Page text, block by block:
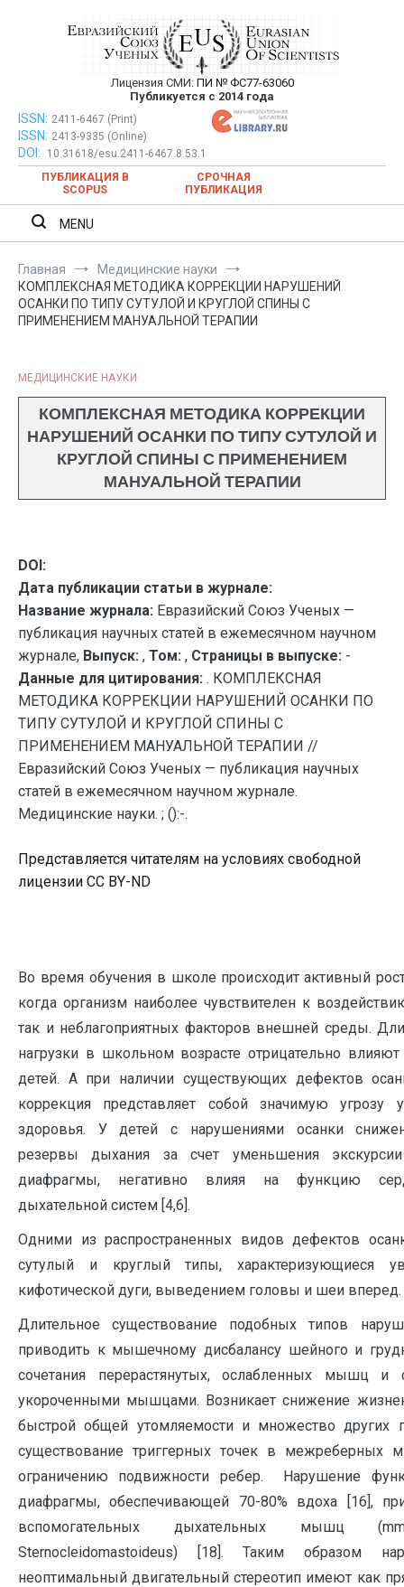
Евразийский Союз Ученых —
публикация научных статей в
ежемесячном научном журнале
Лицензия СМИ: ПИ № ФС77-63060
Публикуется с 2014 года
Евразийский Союз Ученых — публикация научных статей в
ежемесячном научном журнале
ISSN: 2411-6467 (Print)
ISSN: 2413-9335 (Online)
DOI:
10.31618/esu.2411-6467.8.53.1
ПУБЛИКАЦИЯ В
SCOPUS
СРОЧНАЯ
ПУБЛИКАЦИЯ
MENU
Главная
Медицинские науки
КОМПЛЕКСНАЯ МЕТОДИКА КОРРЕКЦИИ НАРУШЕНИЙ
ОСАНКИ ПО ТИПУ СУТУЛОЙ И КРУГЛОЙ СПИНЫ С
ПРИМЕНЕНИЕМ МАНУАЛЬНОЙ ТЕРАПИИ
МЕДИЦИНСКИЕ НАУКИ
КОМПЛЕКСНАЯ МЕТОДИКА КОРРЕКЦИИ
НАРУШЕНИЙ ОСАНКИ ПО ТИПУ СУТУЛОЙ И
КРУГЛОЙ СПИНЫ С ПРИМЕНЕНИЕМ
МАНУАЛЬНОЙ ТЕРАПИИ
DOI:
Дата публикации статьи в журнале:
Название журнала: Евразийский Союз Ученых —
публикация научных статей в ежемесячном научном
журнале, Выпуск: , Том: , Страницы в выпуске: -
Данные для цитирования: . КОМПЛЕКСНАЯ
МЕТОДИКА КОРРЕКЦИИ НАРУШЕНИЙ ОСАНКИ ПО
ТИПУ СУТУЛОЙ И КРУГЛОЙ СПИНЫ С
ПРИМЕНЕНИЕМ МАНУАЛЬНОЙ ТЕРАПИИ //
Евразийский Союз Ученых — публикация научных
статей в ежемесячном научном журнале.
Медицинские науки. ; ():-.
Представляется читателям на условиях свободной
лицензии CC BY-ND
Во время обучения в школе происходит активный
когда организм наиболее чувствителен к
так и неблагоприятных факторов внешней среды.
нагрузки в школьном возрасте отрицательно влияют
детей. А при наличии существующих дефектов
коррекция представляет собой значимую угрозу
здоровья. У детей с нарушениями осанки
резервы дыхания за счет уменьшения
диафрагмы, негативно влияя на функцию
дыхательной систем [4,6].
Одними из распространенных видов дефектов
сутулый и круглый типы, характеризующиеся
кифотической дуги, выведением головы и шеи вперед.
Длительное существование подобных типов
приводить к мышечному дисбалансу шейного и
сочетания перерастянутых, ослабленных мышц и
укороченными мышцами. Возникает снижение
быстрой общей утомляемости и множество других
существование триггерных точек в межреберных
ограничению подвижности ребер. Нарушение
диафрагмы, обеспечивающей 70-80% вдоха [16],
вспомогательных дыхательных мышц
Sternocleidomastoideus) [18]. Таким образом
неоптимальный двигательный стереотип имеют как